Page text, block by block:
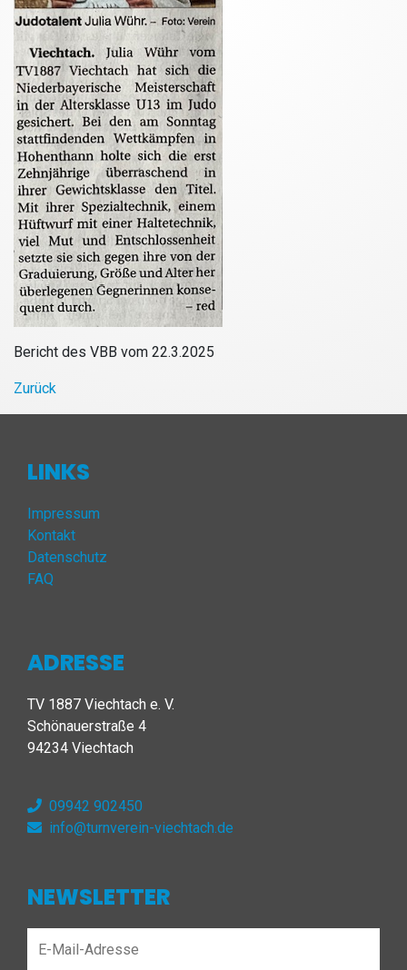
Bericht des VBB vom 22.3.2025
Zurück
LINKS
Impressum
Kontakt
Datenschutz
FAQ
ADRESSE
TV 1887 Viechtach e. V.
Schönauerstraße 4
94234 Viechtach
09942 902450
info@turnverein-viechtach.de
NEWSLETTER